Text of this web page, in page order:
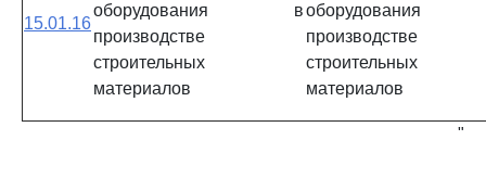
15.01.16
оборудования в
производстве
строительных
материалов
производстве
строительных
материалов
"